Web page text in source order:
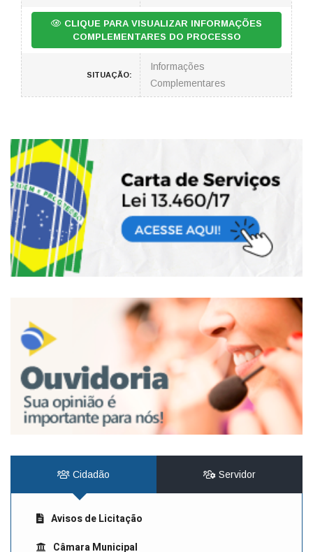
CLIQUE PARA VISUALIZAR INFORMAÇÕES
COMPLEMENTARES DO PROCESSO
SITUAÇÃO:
Informações
Complementares
Cidadão Servidor
Avisos de Licitação
Câmara Municipal